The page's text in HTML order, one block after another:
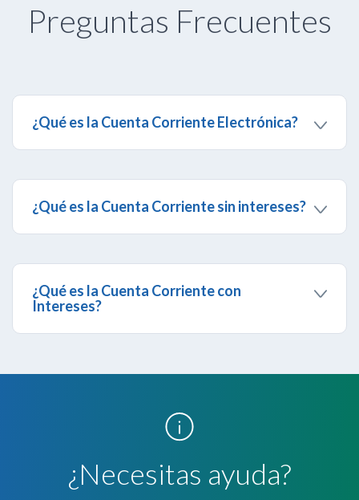
Preguntas Frecuentes
¿Qué es la Cuenta Corriente Electrónica?
Digital con la tarjeta de débito Banesco Maestro
Electrónica.
¿Qué es la Cuenta Corriente sin intereses?
través de la Banca Digital con la tarjeta de débito
Banesco Maestro.
¿Qué es la Cuenta Corriente con
Intereses?
¿Necesitas ayuda?